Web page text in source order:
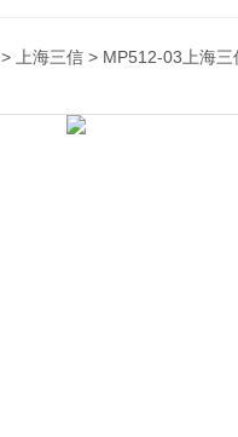
上海三信 > MP512-03上海三